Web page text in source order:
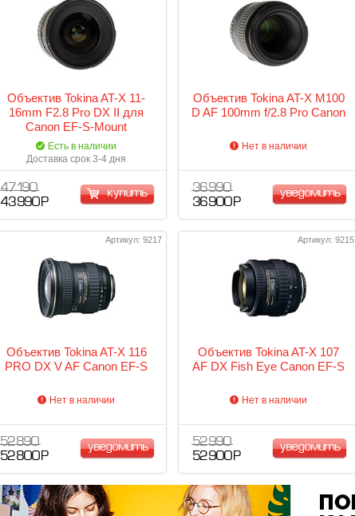
Объектив Tokina AT-X 11-
16mm F2.8 Pro DX II для
Canon EF-S-Mount
Есть в наличии
Доставка срок 3-4 дня
47 190
43 990 Р
купить
Объектив Tokina AT-X M100
D AF 100mm f/2.8 Pro Canon
Нет в наличии
36 990
36 900 Р
уведомить
Артикул: 9217
Объектив Tokina AT-X 116
PRO DX V AF Canon EF-S
Нет в наличии
52 890
52 800 Р
уведомить
Артикул: 9215
Объектив Tokina AT-X 107
AF DX Fish Eye Canon EF-S
Нет в наличии
52 990
52 900 Р
уведомить